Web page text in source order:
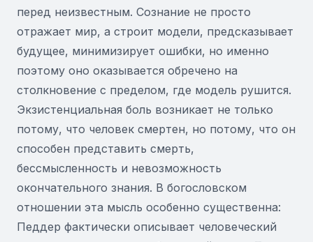
перед неизвестным. Сознание не просто
отражает мир, а строит модели, предсказывает
будущее, минимизирует ошибки, но именно
поэтому оно оказывается обречено на
столкновение с пределом, где модель рушится.
Экзистенциальная боль возникает не только
потому, что человек смертен, но потому, что он
способен представить смерть,
бессмысленность и невозможность
окончательного знания. В богословском
отношении эта мысль особенно существенна:
Педдер фактически описывает человеческий